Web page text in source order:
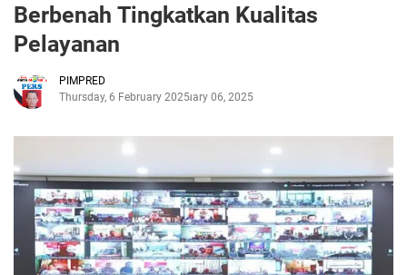
Berbenah Tingkatkan Kualitas
Pelayanan
PIMPRED
Thursday, 6 February 2025February 06, 2025